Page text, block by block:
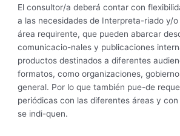
El consultor/a deberá contar con
a las necesidades de Interpreta-riado y/
área requirente, que pueden abarcar
comunicacio-nales y publicaciones
productos destinados a diferentes
formatos, como organizaciones,
general. Por lo que también pue-de
periódicas con las diferentes áreas y
se indi-quen.